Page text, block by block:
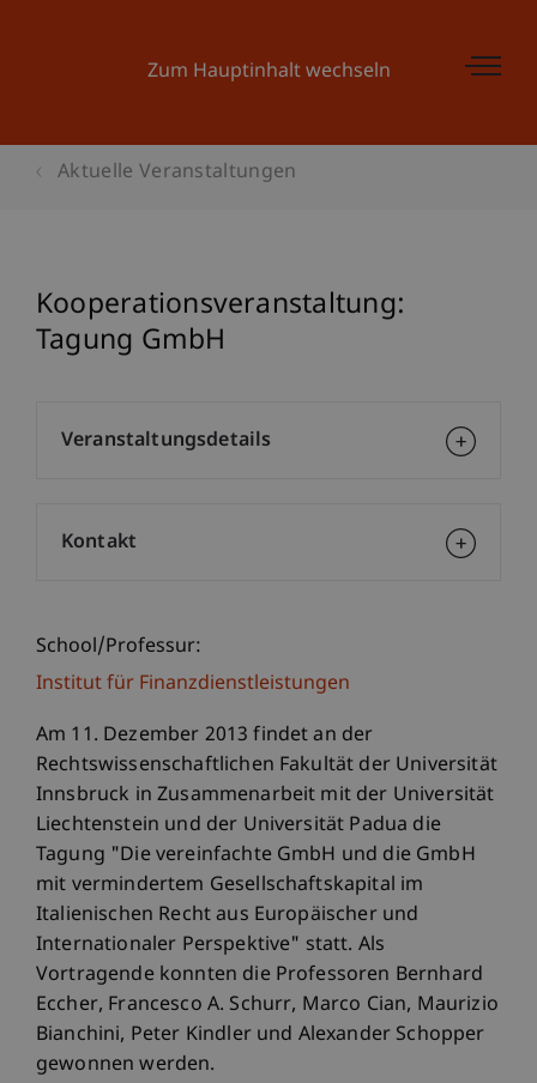
Zum Hauptinhalt wechseln
Aktuelle Veranstaltungen
Kooperationsveranstaltung:
Tagung GmbH
School/Professur:
Institut für Finanzdienstleistungen
Am 11. Dezember 2013 findet an der
Rechtswissenschaftlichen Fakultät der Universität
Innsbruck in Zusammenarbeit mit der Universität
Liechtenstein und der Universität Padua die
Tagung "Die vereinfachte GmbH und die GmbH
mit vermindertem Gesellschaftskapital im
Italienischen Recht aus Europäischer und
Internationaler Perspektive" statt. Als
Vortragende konnten die Professoren Bernhard
Eccher, Francesco A. Schurr, Marco Cian, Maurizio
Bianchini, Peter Kindler und Alexander Schopper
gewonnen werden.
Veranstaltungsdetails
Kontakt